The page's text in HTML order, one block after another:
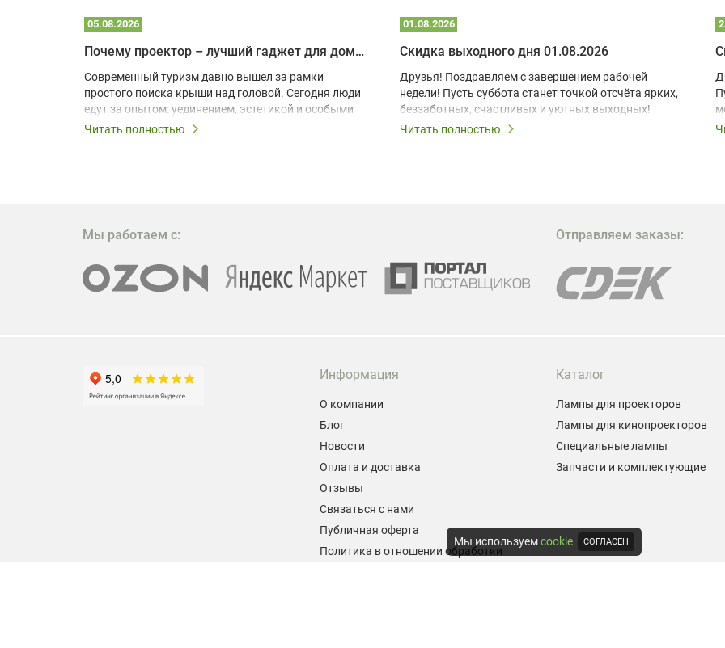
05.08.2026
Почему проектор – лучший гаджет для домика в глэмпинге
Современный туризм давно вышел за рамки
простого поиска крыши над головой. Сегодня люди
едут за опытом: уединением, эстетикой и особыми
ощущениями. Владельцы A-frame домов,
эффективных и бюджетных способов стать
проектора.
Читать полностью
01.08.2026
Скидка выходного дня 01.08.2026
Друзья! Поздравляем с завершением рабочей
недели! Пусть суббота станет точкой отсчёта ярких,
беззаботных, счастливых и уютных выходных!
Читать полностью
Мы работаем с: Отправляем заказы:
Информация
О компании
Блог
Новости
Оплата и доставка
Отзывы
Связаться с нами
Публичная оферта
Политика в отношении обработки
Каталог
Лампы для проекторов
Лампы для кинопроекторов
Специальные лампы
Запчасти и комплектующие
Мы используемcookie СОГЛАСЕН